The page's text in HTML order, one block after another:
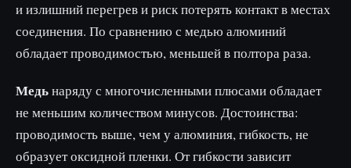
и излишний перегрев и риск потерять контакт в местах
соединения. По сравнению с медью алюминий
обладает проводимостью, меньшей в полтора раза.
Медьнаряду с многочисленными плюсами обладает
не меньшим количеством минусов. Достоинства:
проводимость выше, чем у алюминия, гибкость, не
образует оксидной пленки. От гибкости зависит